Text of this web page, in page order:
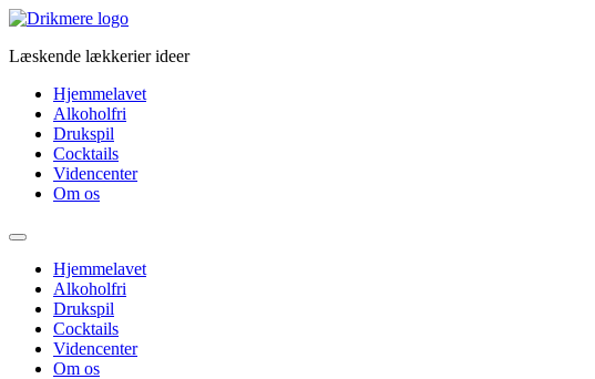
Videre
indhold
Læskende lækkerier ideer
Hjemmelavet
Alkoholfri
Drukspil
Cocktails
Videncenter
Om os
Hjemmelavet
Alkoholfri
Drukspil
Cocktails
Videncenter
Om os